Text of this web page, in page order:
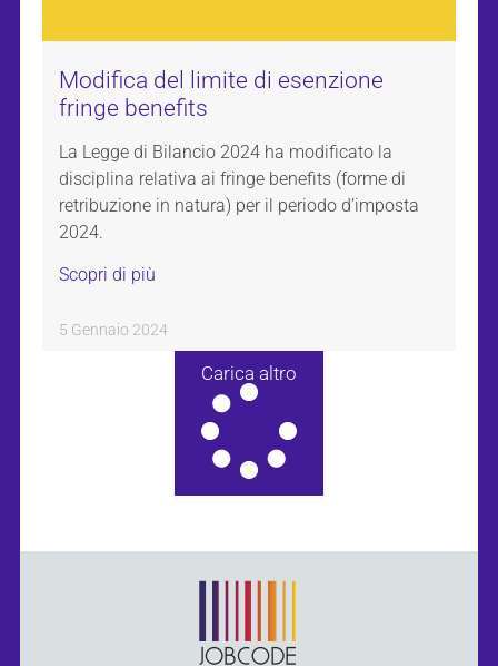
Modifica del limite di esenzione
fringe benefits
La Legge di Bilancio 2024 ha modificato la
disciplina relativa ai fringe benefits (forme di
retribuzione in natura) per il periodo d’imposta
2024.
Scopri di più
5 Gennaio 2024
Carica altro